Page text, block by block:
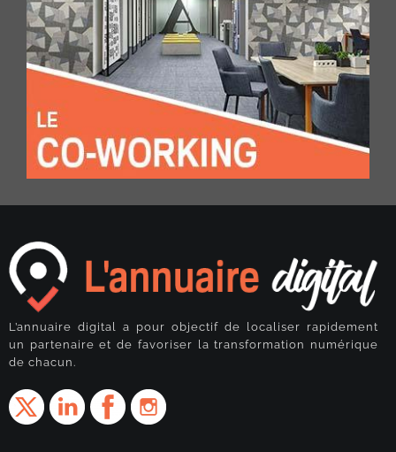
L’annuaire digital a pour objectif de localiser rapidement
un partenaire et de favoriser la transformation numérique
de chacun.